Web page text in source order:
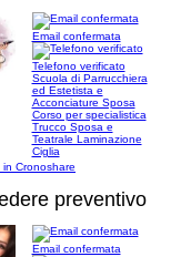
Email confermata
Telefono verificato
Scuola di Parrucchiera
ed Estetista e
Acconciature Sposa
Corso per specialistica
Trucco Sposa e
Teatrale Laminazione
Ciglia
Cronoshare
preventivo
Email confermata